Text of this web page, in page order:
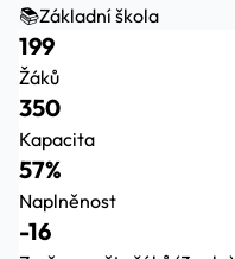
📚Základní škola
199
Žáků
350
Kapacita
57%
Naplněnost
-16